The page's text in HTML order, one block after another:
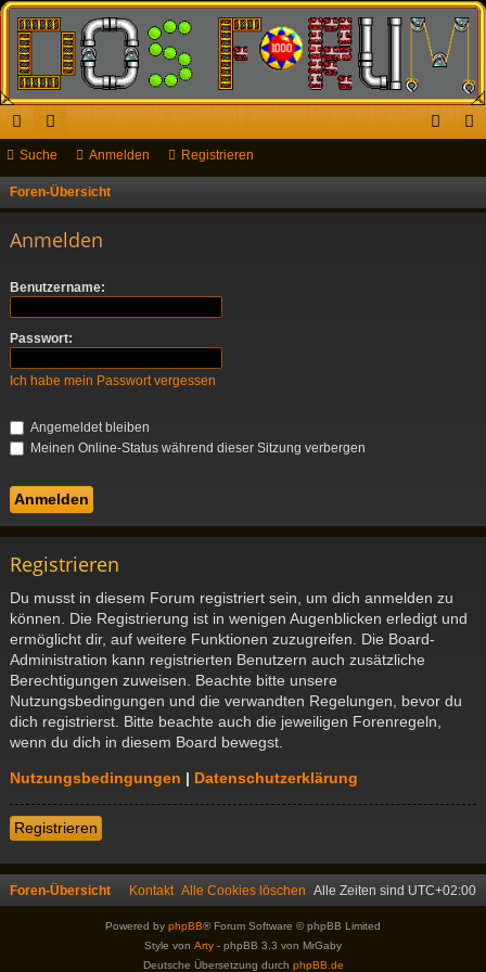
ch
ne
riff
or
en
Suche Anmelden Registrieren
Foren-Übersicht
Anmelden
Benutzername:
Passwort:
Ich habe mein Passwort vergessen
Angemeldet bleiben
Meinen Online-Status während dieser Sitzung verbergen
Registrieren
Du musst in diesem Forum registriert sein, um dich anmelden zu
können. Die Registrierung ist in wenigen Augenblicken erledigt und
ermöglicht dir, auf weitere Funktionen zuzugreifen. Die Board-
Administration kann registrierten Benutzern auch zusätzliche
Berechtigungen zuweisen. Beachte bitte unsere
Nutzungsbedingungen und die verwandten Regelungen, bevor du
dich registrierst. Bitte beachte auch die jeweiligen Forenregeln,
wenn du dich in diesem Board bewegst.
Nutzungsbedingungen | Datenschutzerklärung
Registrieren
Foren-Übersicht Alle Zeiten sind UTC+02:00
Alle Cookies löschen
Kontakt
Powered by phpBB® Forum Software © phpBB Limited
Style von Arty - phpBB 3.3 von MrGaby
Deutsche Übersetzung durch phpBB.de